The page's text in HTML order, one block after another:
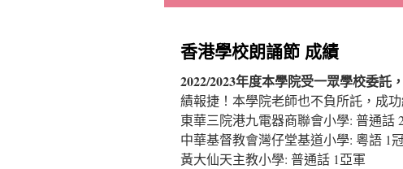
主
要
香港學校朗誦節 成績
2022/2023年度本學院受一眾學校委託
績報捷！本學院老師也不負所託，成
東華三院港九電器商聯會小學: 普通話
中華基督教會灣仔堂基道小學: 粵語 1
黃大仙天主教小學: 普通話 1亞軍